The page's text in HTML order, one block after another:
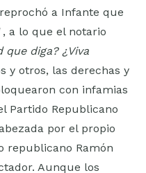
a Infante que
, a lo que el notario
diga? ¿Viva
y otros, las derechas y
con infamias
Partido Republicano
por el propio
republicano Ramón
Aunque los